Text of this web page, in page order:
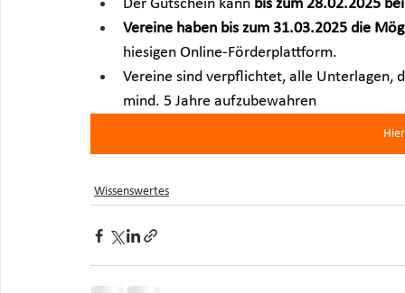
Der Gutschein kann bis zum 28.02.2025
Vereine haben bis zum 31.03.2025 die
hiesigen Online-Förderplattform.
Vereine sind verpflichtet, alle Unterlagen,
mind. 5 Jahre aufzubewahren
Wissenswertes